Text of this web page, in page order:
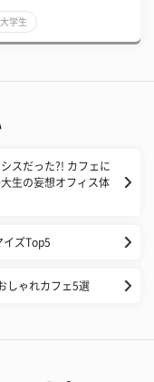
学生
スだった?! カフェに
生の妄想オフィス体
イズTop5
しゃれカフェ5選